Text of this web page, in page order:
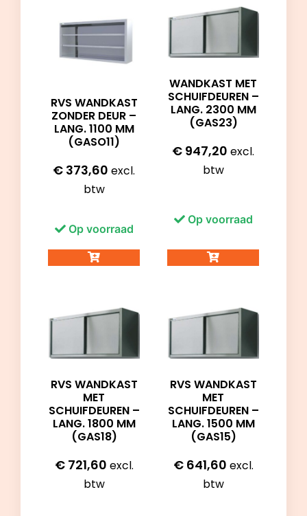
RVS WANDKAST
ZONDER DEUR –
LANG. 1100 MM
(GASO11)
€ 373,60 excl.
btw
Op voorraad
WANDKAST MET
SCHUIFDEUREN –
LANG. 2300 MM
(GAS23)
€ 947,20 excl.
btw
Op voorraad
RVS WANDKAST
MET
SCHUIFDEUREN –
LANG. 1800 MM
(GAS18)
€721,60 excl.
btw
RVS WANDKAST
MET
SCHUIFDEUREN –
LANG. 1500 MM
(GAS15)
€641,60 excl.
btw